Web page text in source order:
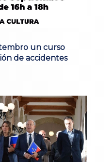
un curso
de accidentes